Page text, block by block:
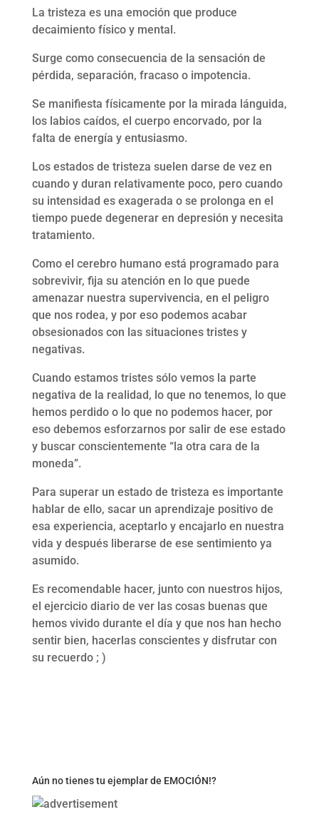
La tristeza es una emoción que produce
decaimiento físico y mental.
Surge como consecuencia de la sensación de
pérdida, separación, fracaso o impotencia.
Se manifiesta físicamente por la mirada lánguida,
los labios caídos, el cuerpo encorvado, por la
falta de energía y entusiasmo.
Los estados de tristeza suelen darse de vez en
cuando y duran relativamente poco, pero cuando
su intensidad es exagerada o se prolonga en el
tiempo puede degenerar en depresión y necesita
tratamiento.
Como el cerebro humano está programado para
sobrevivir, fija su atención en lo que puede
amenazar nuestra supervivencia, en el peligro
que nos rodea, y por eso podemos acabar
obsesionados con las situaciones tristes y
negativas.
Cuando estamos tristes sólo vemos la parte
negativa de la realidad, lo que no tenemos, lo que
hemos perdido o lo que no podemos hacer, por
eso debemos esforzarnos por salir de ese estado
y buscar conscientemente “la otra cara de la
moneda”.
Para superar un estado de tristeza es importante
hablar de ello, sacar un aprendizaje positivo de
esa experiencia, aceptarlo y encajarlo en nuestra
vida y después liberarse de ese sentimiento ya
asumido.
Es recomendable hacer, junto con nuestros hijos,
el ejercicio diario de ver las cosas buenas que
hemos vivido durante el día y que nos han hecho
sentir bien, hacerlas conscientes y disfrutar con
su recuerdo ; )
Aún no tienes tu ejemplar de EMOCIÓN!?